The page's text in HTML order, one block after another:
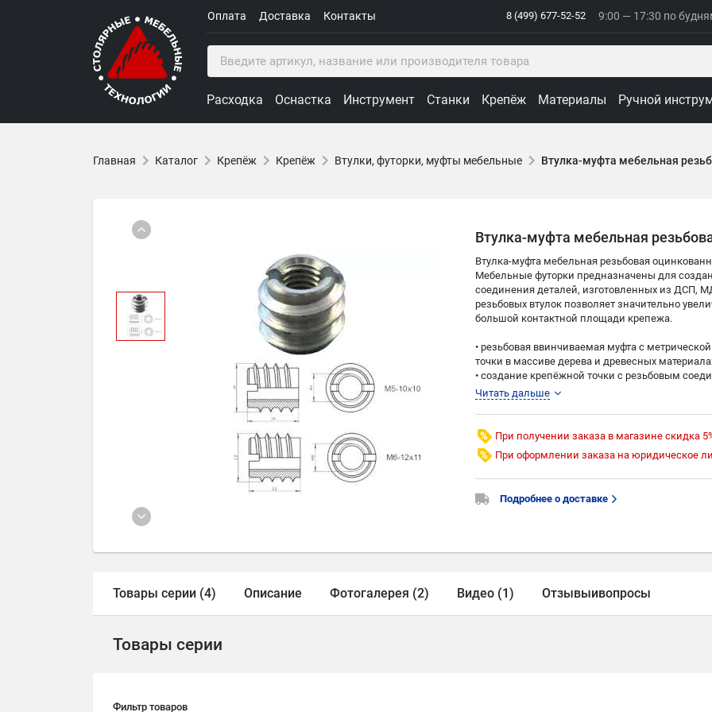
Оплата Доставка Контакты 8 (499) 677-52-52 9:00 — 17:30 по
Расходка Оснастка Инструмент Станки Крепёж Материалы Ручной
Главная Каталог Крепёж Крепёж Втулки, футорки, муфты мебельные Втулка-муфта мебельная
Втулка-муфта мебельная
Втулка-муфта мебельная резьбовая
Мебельные футорки предназначены для
соединения деталей, изготовленных из ДСП,
резьбовых втулок позволяет значительно
большой контактной площади крепежа.
• резьбовая ввинчиваемая муфта с
точки в массиве дерева и древесных
• создание крепёжной точки с резьбовым
и разбирать изделия из древесины, сохранив
• использование муфты позволяет не только
столярным изделиям, но и их эстетичный
• основные области применения муфты -
конструкций из древесины
• выдерживает относительно большую
• оцинкованное покрытие способствует
Читать дальше
При получении заказа в магазине скидка
При оформлении заказа на юридическое
Подробнее о доставке
Товары серии (4) Описание Фотогалерея (2) Видео (1) Отзывыивопросы
Товары серии
Фильтр товаров